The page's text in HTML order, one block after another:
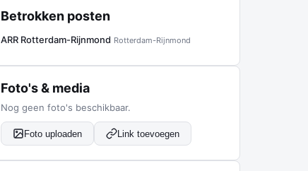
Betrokken posten
ARR Rotterdam-Rijnmond Rotterdam-Rijnmond
Foto's & media
Nog geen foto's beschikbaar.
Foto uploaden Link toevoegen